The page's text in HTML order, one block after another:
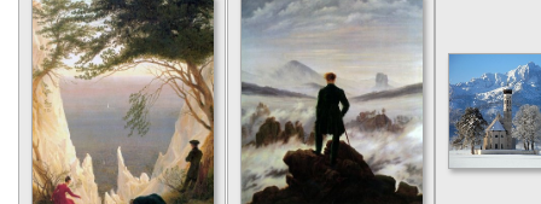
Rugen)
above the Sea
of Fog)